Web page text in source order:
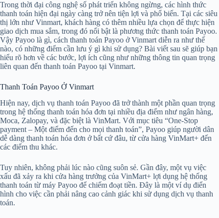
Trong thời đại công nghệ số phát triển không ngừng, các hình thức
thanh toán hiện đại ngày càng trở nên tiện lợi và phổ biến. Tại các siêu
thị lớn như Vinmart, khách hàng có thêm nhiều lựa chọn để thực hiện
giao dịch mua sắm, trong đó nổi bật là phương thức thanh toán Payoo.
Vậy Payoo là gì, cách thanh toán Payoo ở Vinmart diễn ra như thế
nào, có những điểm cần lưu ý gì khi sử dụng? Bài viết sau sẽ giúp bạn
hiểu rõ hơn về các bước, lợi ích cũng như những thông tin quan trọng
liên quan đến thanh toán Payoo tại Vinmart.
Thanh Toán Payoo Ở Vinmart
Hiện nay, dịch vụ thanh toán Payoo đã trở thành một phần quan trọng
trong hệ thống thanh toán hóa đơn tại nhiều địa điểm như ngân hàng,
Moca, Zalopay, và đặc biệt là VinMart. Với mục tiêu “One-Stop
payment – Một điểm đến cho mọi thanh toán”, Payoo giúp người dân
dễ dàng thanh toán hóa đơn ở bất cứ đâu, từ cửa hàng VinMart+ đến
các điểm thu khác.
Tuy nhiên, không phải lúc nào cũng suôn sẻ. Gần đây, một vụ việc
xấu đã xảy ra khi cửa hàng trưởng của VinMart+ lợi dụng hệ thống
thanh toán từ máy Payoo để chiếm đoạt tiền. Đây là một ví dụ điển
hình cho việc cần phải nâng cao cảnh giác khi sử dụng dịch vụ thanh
toán.